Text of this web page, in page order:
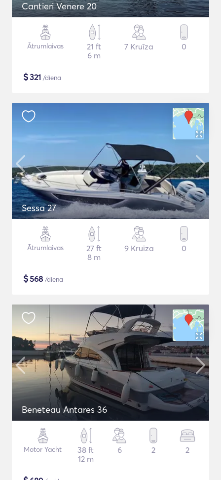
Cantieri Venere 20
Ātrumlaivas
21 ft
6 m
7 Kruīza 0
$321 /diena
Sessa 27
Ātrumlaivas
27 ft
8 m
9 Kruīza 0
$568 /diena
Beneteau Antares 36
Motor Yacht
38 ft
12 m
6 2 2